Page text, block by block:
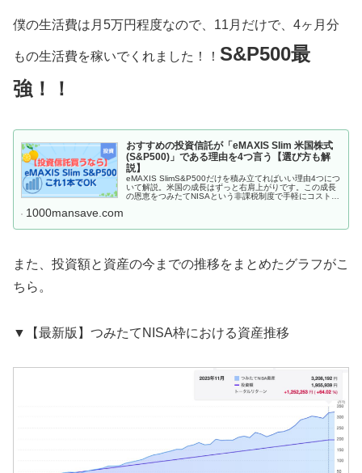
僕の生活費は月5万円程度なので、11月だけで、4ヶ月分
もの生活費を稼いでくれました！！ S&P500最
強！！
おすすめの投資信託が「eMAXIS Slim 米国株式
(S&P500)」である理由を4つ言う【選び方も解
説】
eMAXIS SlimS&P500だけを積み立てればいい理由4つにつ
いて解説。米国の成長はずっと右肩上がりです。この成長
の恩恵をつみたてNISAという非課税制度で手軽にコストも
1000mansave.com
また、投資額と資産の今までの推移をまとめたグラフがこ
ちら。
▼【最新版】つみたてNISA枠における資産推移